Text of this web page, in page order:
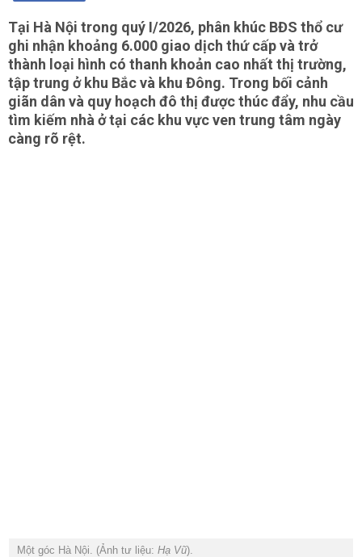
Tại Hà Nội trong quý I/2026, phân khúc BĐS thổ cư
ghi nhận khoảng 6.000 giao dịch thứ cấp và trở
thành loại hình có thanh khoản cao nhất thị trường,
tập trung ở khu Bắc và khu Đông. Trong bối cảnh
giãn dân và quy hoạch đô thị được thúc đẩy, nhu cầu
tìm kiếm nhà ở tại các khu vực ven trung tâm ngày
càng rõ rệt.
Một góc Hà Nội. (Ảnh tư liệu: Hạ Vũ).